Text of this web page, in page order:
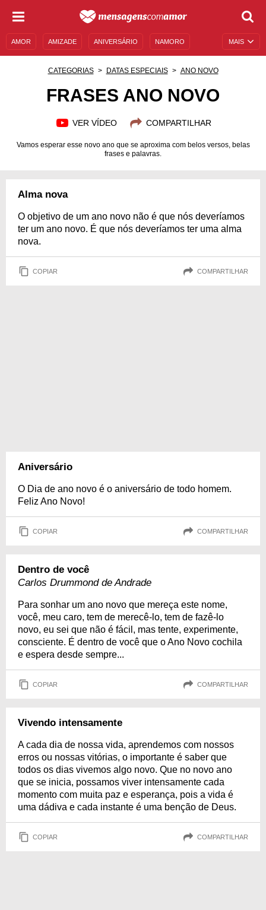
MAIS
AMOR AMIZADE ANIVERSÁRIO NAMORO
CATEGORIAS DATAS ESPECIAIS ANO NOVO
FRASES ANO NOVO
VER VÍDEO COMPARTILHAR
Vamos esperar esse novo ano que se aproxima com belos versos, belas
frases e palavras.
Alma nova
O objetivo de um ano novo não é que nós deveríamos
ter um ano novo. É que nós deveríamos ter uma alma
nova.
COPIAR COMPARTILHAR
Aniversário
O Dia de ano novo é o aniversário de todo homem.
Feliz Ano Novo!
COPIAR COMPARTILHAR
Dentro de você
Carlos Drummond de Andrade
Para sonhar um ano novo que mereça este nome,
você, meu caro, tem de merecê-lo, tem de fazê-lo
novo, eu sei que não é fácil, mas tente, experimente,
consciente. É dentro de você que o Ano Novo cochila
e espera desde sempre...
COPIAR COMPARTILHAR
Vivendo intensamente
A cada dia de nossa vida, aprendemos com nossos
erros ou nossas vitórias, o importante é saber que
todos os dias vivemos algo novo. Que no novo ano
que se inicia, possamos viver intensamente cada
momento com muita paz e esperança, pois a vida é
uma dádiva e cada instante é uma benção de Deus.
COPIAR COMPARTILHAR